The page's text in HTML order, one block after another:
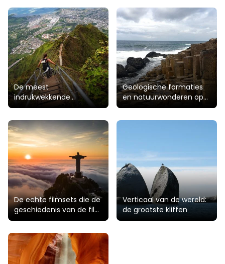
De meest
indrukwekkende
uitkijkpunten ter wereld
Geologische formaties
en natuurwonderen op
Aarde
De echte filmsets die de
geschiedenis van de film
hebben beïnvloed
Verticaal van de wereld:
de grootste kliffen